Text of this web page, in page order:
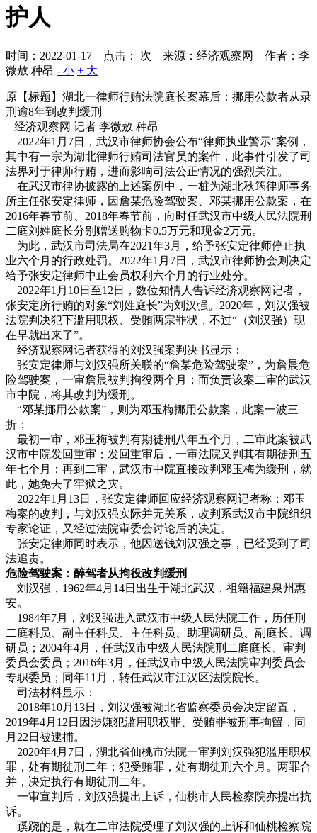
护人
时间：2022-01-17 点击： 次 来源：经济观察网 作者：李
微敖 种昂 - 小 + 大
原【标题】湖北一律师行贿法院庭长案幕后：挪用公款者从录
刑逾8年到改判缓刑
经济观察网 记者 李微敖 种昂
2022年1月7日，武汉市律师协会公布“律师执业警示”案例，
其中有一宗为湖北律师行贿司法官员的案件，此事件引发了司
法界对于律师行贿，进而影响司法公正情况的强烈关注。
在武汉市律协披露的上述案例中，一桩为湖北秋筠律师事务
所主任张安定律师，因詹某危险驾驶案、邓某挪用公款案，在
2016年春节前、2018年春节前，向时任武汉市中级人民法院刑
二庭刘姓庭长分别赠送购物卡0.5万元和现金2万元。
为此，武汉市司法局在2021年3月，给予张安定律师停止执
业六个月的行政处罚。2022年1月7日，武汉市律师协会则决定
给予张安定律师中止会员权利六个月的行业处分。
2022年1月10日至12日，数位知情人告诉经济观察网记者，
张安定所行贿的对象“刘姓庭长”为刘汉强。2020年，刘汉强被
法院判决犯下滥用职权、受贿两宗罪状，不过“（刘汉强）现
在早就出来了”。
经济观察网记者获得的刘汉强案判决书显示：
张安定律师与刘汉强所关联的“詹某危险驾驶案”，为詹晨危
险驾驶案，一审詹晨被判拘役两个月；而负责该案二审的武汉
市中院，将其改判为缓刑。
“邓某挪用公款案”，则为邓玉梅挪用公款案，此案一波三
折：
最初一审，邓玉梅被判有期徒刑八年五个月，二审此案被武
汉市中院发回重审；发回重审后，一审法院又判其有期徒刑五
年七个月；再到二审，武汉市中院直接改判邓玉梅为缓刑，就
此，她免去了牢狱之灾。
2022年1月13日，张安定律师回应经济观察网记者称：邓玉
梅案的改判，与刘汉强实际并无关系，改判系武汉市中院组织
专家论证，又经过法院审委会讨论后的决定。
张安定律师同时表示，他因送钱刘汉强之事，已经受到了司
法追责。
危险驾驶案：醉驾者从拘役改判缓刑
刘汉强，1962年4月14日出生于湖北武汉，祖籍福建泉州惠
安。
1984年7月，刘汉强进入武汉市中级人民法院工作，历任刑
二庭科员、副主任科员、主任科员、助理调研员、副庭长、调
研员；2004年4月，任武汉市中级人民法院刑二庭庭长、审判
委员会委员；2016年3月，任武汉市中级人民法院审判委员会
专职委员；同年11月，转任武汉市江汉区法院院长。
司法材料显示：
2018年10月13日，刘汉强被湖北省监察委员会决定留置，
2019年4月12日因涉嫌犯滥用职权罪、受贿罪被刑事拘留，同
月22日被逮捕。
2020年4月7日，湖北省仙桃市法院一审判刘汉强犯滥用职权
罪，处有期徒刑二年；犯受贿罪，处有期徒刑六个月。两罪合
并，决定执行有期徒刑二年。
一审宣判后，刘汉强提出上诉，仙桃市人民检察院亦提出抗
诉。
蹊跷的是，就在二审法院受理了刘汉强的上诉和仙桃检察院